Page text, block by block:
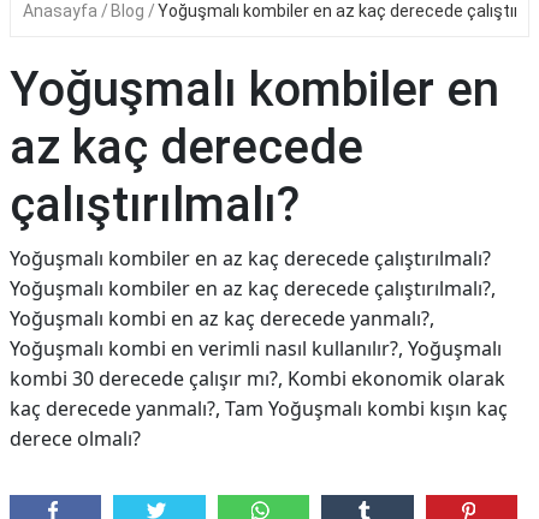
Anasayfa Blog Yoğuşmalı kombiler en az kaç derecede
Yoğuşmalı kombiler en
az kaç derecede
çalıştırılmalı?
Yoğuşmalı kombiler en az kaç derecede çalıştırılmalı?
Yoğuşmalı kombiler en az kaç derecede çalıştırılmalı?,
Yoğuşmalı kombi en az kaç derecede yanmalı?,
Yoğuşmalı kombi en verimli nasıl kullanılır?, Yoğuşmalı
kombi 30 derecede çalışır mı?, Kombi ekonomik olarak
kaç derecede yanmalı?, Tam Yoğuşmalı kombi kışın kaç
derece olmalı?